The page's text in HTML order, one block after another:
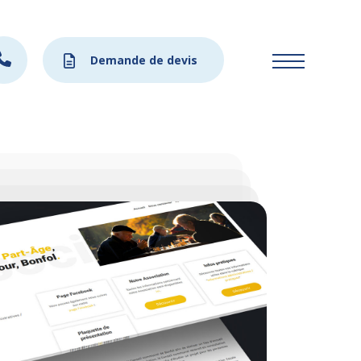
Demande de devis